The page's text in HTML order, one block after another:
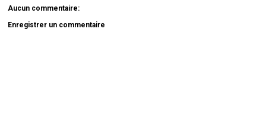
Aucun commentaire:
Enregistrer un commentaire